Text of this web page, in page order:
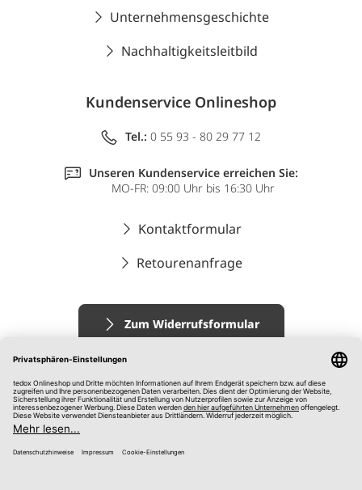
Unternehmensgeschichte
Nachhaltigkeitsleitbild
Kundenservice Onlineshop
Tel.: 0 55 93 - 80 29 77 12
Unseren Kundenservice erreichen Sie:
MO-FR: 09:00 Uhr bis 16:30 Uhr
Kontaktformular
Retourenanfrage
Zum Widerrufsformular
Impressum
AGB
Datenschutz